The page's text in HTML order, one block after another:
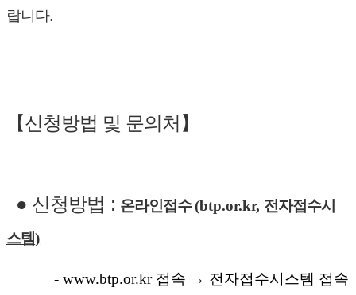
랍니다.
【신청방법 및 문의처】
방법 : 온라인접수(btp.or.kr, 전자접수시
스템)
- www.btp.or.kr 접속 → 전자접수시스템 접속